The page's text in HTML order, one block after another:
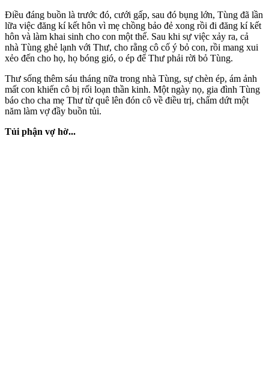
Điều đáng buồn là trước đó, cưới gấp, sau đó bụng lớn, Tùng đã lần
lữa việc đăng kí kết hôn vì mẹ chồng bảo đẻ xong rồi đi đăng kí kết
hôn và làm khai sinh cho con một thể. Sau khi sự việc xảy ra, cả
nhà Tùng ghẻ lạnh với Thư, cho rằng cô cố ý bỏ con, rồi mang xui
xẻo đến cho họ, họ bóng gió, o ép để Thư phải rời bỏ Tùng.
Thư sống thêm sáu tháng nữa trong nhà Tùng, sự chèn ép, ám ảnh
mất con khiến cô bị rối loạn thần kinh. Một ngày nọ, gia đình Tùng
báo cho cha mẹ Thư từ quê lên đón cô về điều trị, chấm dứt một
năm làm vợ đầy buồn tủi.
Tủi phận vợ hờ...